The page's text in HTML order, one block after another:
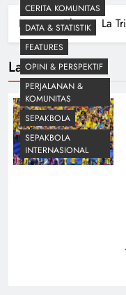
Home Blog La Tri
La Tri
CERITA KOMUNITAS
DATA & STATISTIK
FEATURES
OPINI & PERSPEKTIF
PERJALANAN &
KOMUNITAS
SEPAKBOLA
SEPAKBOLA
INTERNASIONAL